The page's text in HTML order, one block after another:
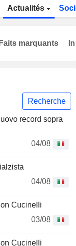
Actualités
Recherche
record sopra
04/08
04/08
Cucinelli
03/08
Cucinelli
Faits marquants